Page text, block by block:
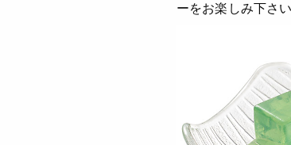
ーをお楽しみ下さい